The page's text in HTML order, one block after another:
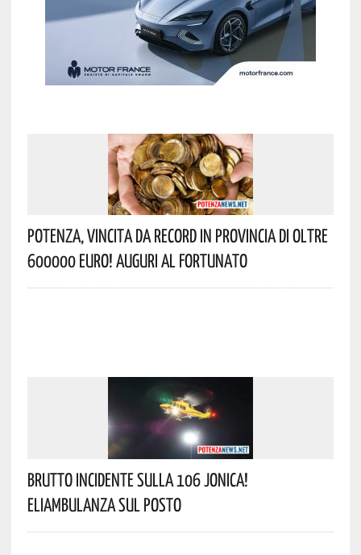
Potenza, Vincita Da Record In Provincia Di Oltre
600000 Euro! Auguri Al Fortunato
Brutto Incidente Sulla 106 Jonica!
Eliambulanza Sul Posto